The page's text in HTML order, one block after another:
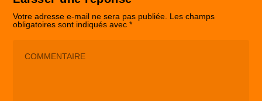
Votre adresse e-mail ne sera pas publiée. Les champs
obligatoires sont indiqués avec*